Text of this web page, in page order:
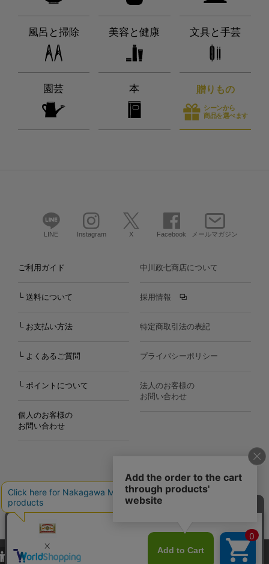
風呂と掃除 美容と健康 文具と手芸
園芸 本 贈りもの
シーンから
商品を選べます
LINE Instagram X Facebook メールマガジン
ご利用ガイド
└ 送料について
└ お支払い方法
└ よくあるご質問
└ ポイントについて
個人のお客様の
お問い合わせ
中川政七商店について
採用情報
特定商取引法の表記
プライバシーポリシー
法人のお客様の
お問い合わせ
Copyright©2000
Nakagawa Masashichi Shoten All Rights Reserved.
当サイトでは、当サイト内における閲覧履歴・属性情報などの取得およ